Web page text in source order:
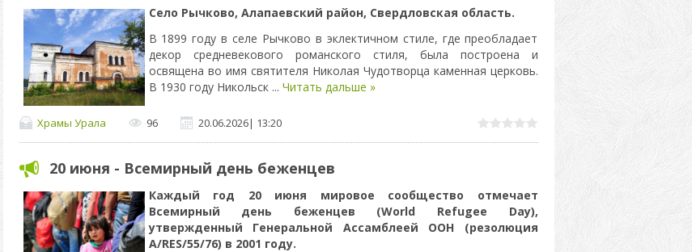
Село Рычково, Алапаевский район, Свердловская область.
В 1899 году в селе Рычково в эклектичном стиле, где преобладает
декор средневекового романского стиля, была построена и
освящена во имя святителя Николая Чудотворца каменная церковь.
В 1930 году Никольск ... Читать дальше »
Храмы Урала 96 20.06.2026| 13:20
20 июня - Всемирный день беженцев
Каждый год 20 июня мировое сообщество отмечает
Всемирный день беженцев (World Refugee Day),
утвержденный Генеральной Ассамблеей ООН (резолюция
A/RES/55/76) в 2001 году.